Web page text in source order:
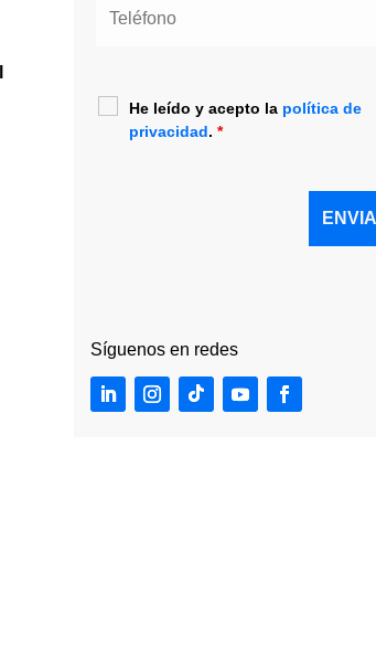
He leído y acepto la política de
privacidad. *
Síguenos en redes
privacidad .*